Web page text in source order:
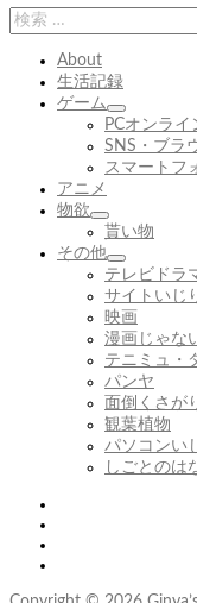
ョ
検
索:
About
生活記録
ゲーム
サ
ブ
メ
ー
展
開
PCオンライ
SNS・ブラ
スマートフ
アニメ
物欲
サ
ブ
メ
ニ
ュ
ー
を
展
開
貰い物
その他
サ
ブ
メ
ニ
ュ
ー
を
展
開
テレビドラ
サイトいじ
映画
漫画じゃな
テニミュ・
パンヤ
面倒くさが
観葉植物
パソコンい
しごとのは